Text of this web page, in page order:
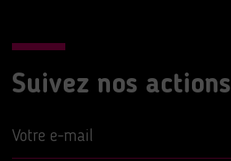
Suivez nos actions
Votre e-mail